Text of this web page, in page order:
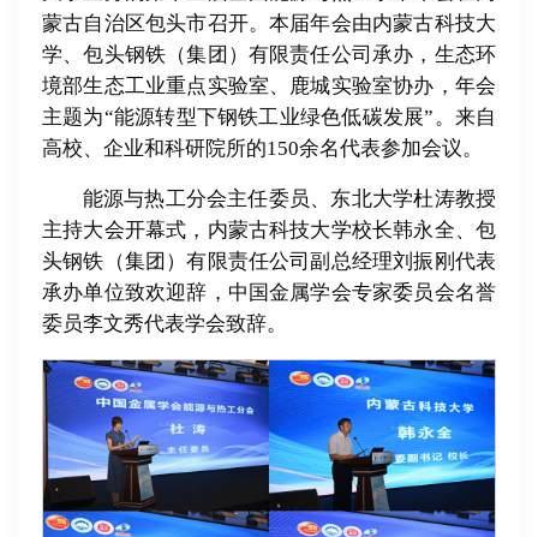
蒙古自治区包头市召开。本届年会由内蒙古科技大
学、包头钢铁（集团）有限责任公司承办，生态环
境部生态工业重点实验室、鹿城实验室协办，年会
主题为“能源转型下钢铁工业绿色低碳发展”。来自
高校、企业和科研院所的150余名代表参加会议。
能源与热工分会主任委员、东北大学杜涛教授
主持大会开幕式，内蒙古科技大学校长韩永全、包
头钢铁（集团）有限责任公司副总经理刘振刚代表
承办单位致欢迎辞，中国金属学会专家委员会名誉
委员李文秀代表学会致辞。